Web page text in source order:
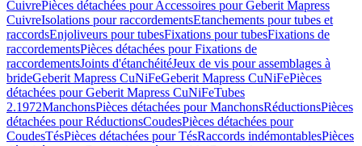
CuivrePièces détachées pour Accessoires pour Geberit Mapress
CuivreIsolations pour raccordementsEtanchements pour tubes et
raccordsEnjoliveurs pour tubesFixations pour tubesFixations de
raccordementsPièces détachées pour Fixations de
raccordementsJoints d'étanchéitéJeux de vis pour assemblages à
brideGeberit Mapress CuNiFeGeberit Mapress CuNiFePièces
détachées pour Geberit Mapress CuNiFeTubes
2.1972ManchonsPièces détachées pour ManchonsRéductionsPièces
détachées pour RéductionsCoudesPièces détachées pour
CoudesTésPièces détachées pour TésRaccords indémontablesPièces